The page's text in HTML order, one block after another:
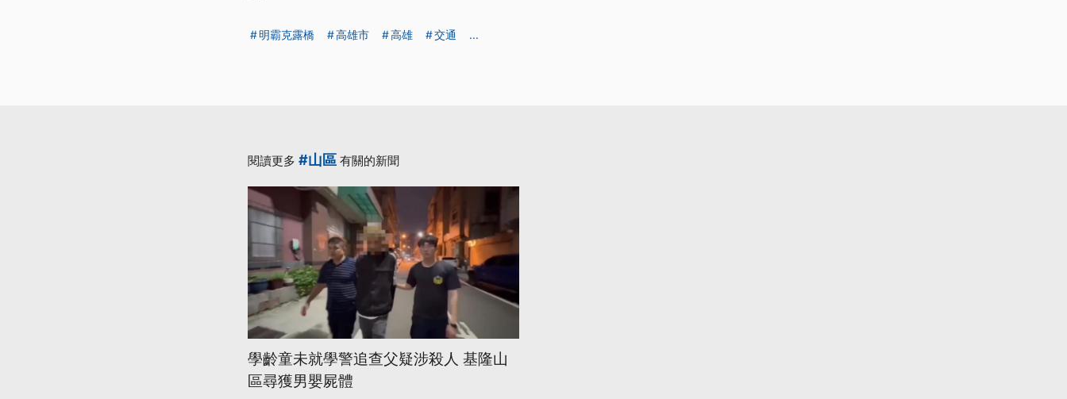
明霸克露橋 高雄市 高雄 交通 ...
閱讀更多 #山區 有關的新聞
學齡童未就學警追查父疑涉殺人 基隆山
區尋獲男嬰屍體